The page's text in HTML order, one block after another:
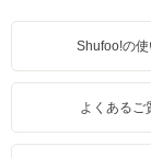
Shufoo!の使
よくあるご